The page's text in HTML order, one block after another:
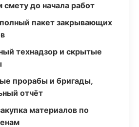
до начала работ
пакет закрывающих
технадзор и скрытые
прорабы и бригады,
отчёт
материалов по